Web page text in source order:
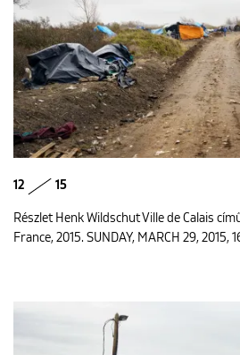
12 15
Részlet Henk Wildschut Ville de Calais
France, 2015. SUNDAY, MARCH 29, 2015,